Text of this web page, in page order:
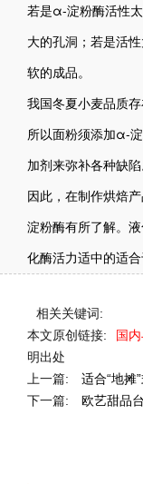
若是α-淀粉酶活性
大的孔洞；若是活
软的成品。
我国冬夏小麦品质
所以面粉须添加α-
加剂来弥补各种缺陷
因此，在制作烘焙
淀粉酶有所了解。
化酶活力适中的适
相关关键词:
本文原创链接:
国
明出处
上一篇:
适合“地摊
下一篇:
欧艺甜品